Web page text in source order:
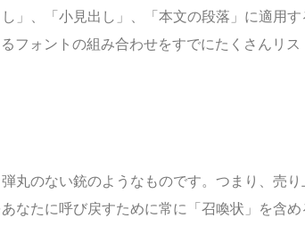
」、「小見出し」、「本文の段落」に適用す
フォントの組み合わせをすでにたくさんリ
丸のない銃のようなものです。つまり、売
なたに呼び戻すために常に「召喚状」を含